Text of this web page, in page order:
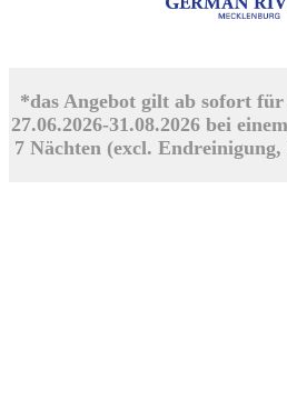
*das Angebot gilt ab sofort
27.06.2026-31.08.2026 bei
7 Nächten (excl.